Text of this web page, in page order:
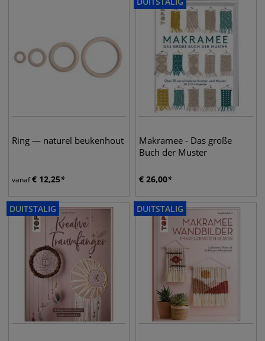
Ring — naturel beukenhout
vanaf€ 12,25
Makramee - Das große
Buch der Muster
€ 26,00
DUITSTALIG DUITSTALIG